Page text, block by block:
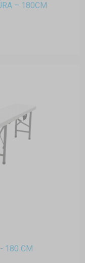
– 180CM
180 CM